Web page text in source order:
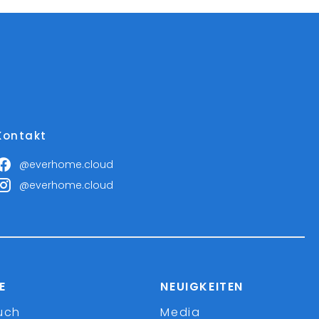
@everhome.cloud
@everhome.cloud
NEUIGKEITEN
Media